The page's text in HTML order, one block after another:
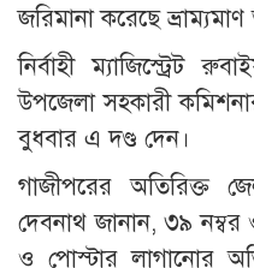
জরিমানা করেছে
নির্বাহী ম্যাজিস্ট্রেট
উপজেলা সহকারী
বুধবার এ দণ্ড দেন।
গাজীপরের অতিরিক্ত
দেবনাথ জানান, ৩৯ নম্বর
ও পোস্টার লাগানোর